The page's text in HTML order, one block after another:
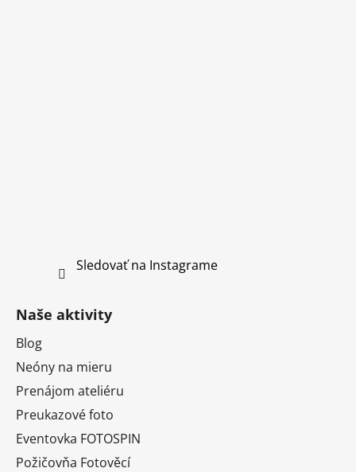
Sledovať na Instagrame
Naše aktivity
Blog
Neóny na mieru
Prenájom ateliéru
Preukazové foto
Eventovka FOTOSPIN
Požičovňa Fotověcí